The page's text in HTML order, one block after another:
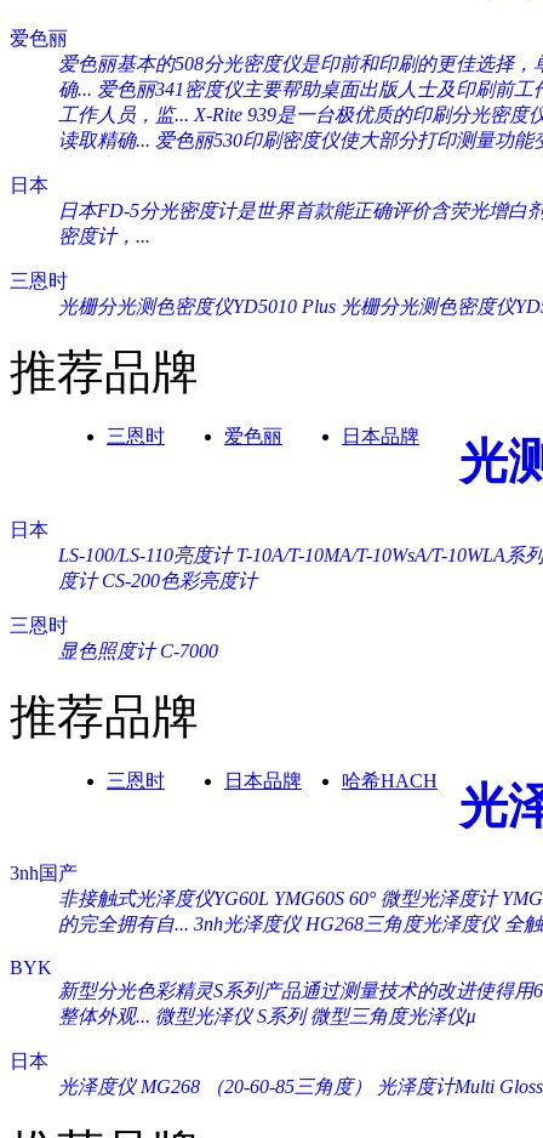
爱色丽
爱色丽基本的508分光密度仪是印前和印刷的更佳选择，
确... 爱色丽341密度仪主要帮助桌面出版人士及印刷前工
工作人员，监... X-Rite 939是一台极优质的印刷分光密度
读取精确... 爱色丽530印刷密度仪使大部分打印测量功能
日本
日本FD-5分光密度计是世界首款能正确评价含荧光增白
密度计，...
三恩时
光栅分光测色密度仪YD5010 Plus 光栅分光测色密度仪
推荐品牌
三恩时 爱色丽 日本品牌 光
日本
LS-100/LS-110亮度计 T-10A/T-10MA/T-10WsA/T-10WLA系
度计 CS-200色彩亮度计
三恩时
显色照度计 C-7000
推荐品牌
三恩时 日本品牌 哈希HACH 光
3nh国产
非接触式光泽度仪YG60L YMG60S 60° 微型光泽度计
的完全拥有自... 3nh光泽度仪 HG268三角度光泽度仪 全
BYK
新型分光色彩精灵S系列产品通过测量技术的改进使得用
整体外观... 微型光泽仪 S系列 微型三角度光泽仪µ
日本
光泽度仪 MG268 （20-60-85三角度）
光泽度计Multi